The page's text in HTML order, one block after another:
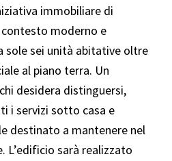
immobiliare di
moderno e
sole sei unità abitative oltre
al piano terra. Un
desidera distinguersi,
i servizi sotto casa e
destinato a mantenere nel
L’edificio sarà realizzato